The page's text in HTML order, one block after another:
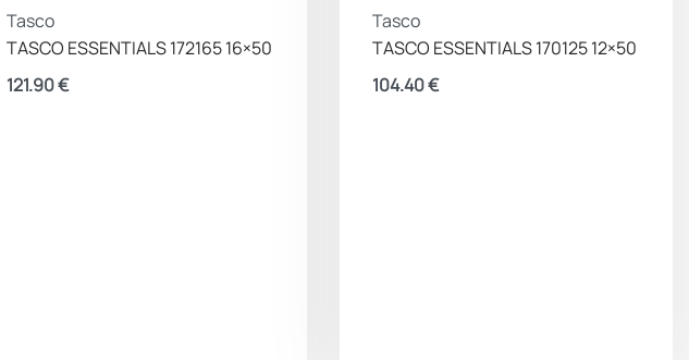
Tasco
TASCO ESSENTIALS 172165 16×50
121.90€
Tasco
TASCO ESSENTIALS 170125 12×50
104.40€